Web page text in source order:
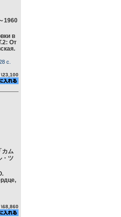
1960
в
От
c.
\23,100
カム
・ツ
\68,860